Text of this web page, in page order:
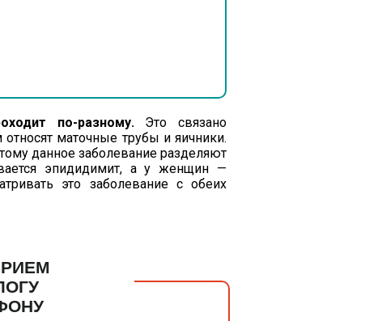
по-разному.Это связано
маточные трубы и яичники.
данное заболевание разделяют
эпидидимит, а у женщин —
это заболевание с обеих